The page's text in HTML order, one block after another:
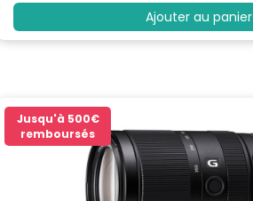
Ajouter au panier
Jusqu'à 500€
remboursés